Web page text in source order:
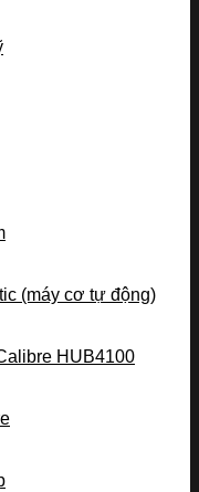
(máy cơ tự động)
HUB4100